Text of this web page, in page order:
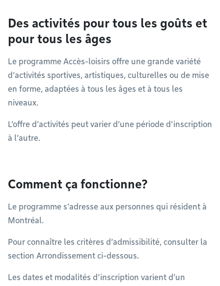
Des activités pour tous les goûts et
pour tous les âges
Le programme Accès-loisirs offre une grande variété
d’activités sportives, artistiques, culturelles ou de mise
en forme, adaptées à tous les âges et à tous les
niveaux.
L’offre d’activités peut varier d’une période d’inscription
à l’autre.
Comment ça fonctionne?
Le programme s’adresse aux personnes qui résident à
Montréal.
Pour connaître les critères d’admissibilité, consulter la
section Arrondissement ci-dessous.
Les dates et modalités d’inscription varient d’un